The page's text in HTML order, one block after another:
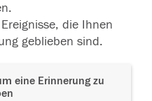
die Ihnen
geblieben sind.
eine Erinnerung zu